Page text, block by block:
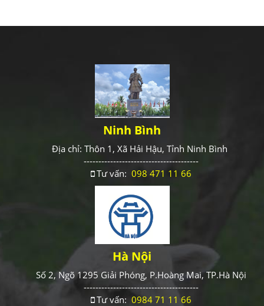
Ninh Bình
Địa chỉ: Thôn 1, Xã Hải Hậu, Tỉnh Ninh Bình
---------------------------------------
Tư vấn: 098 471 11 66
Hà Nội
Số 2, Ngõ 1295 Giải Phóng, P.Hoàng Mai, TP.Hà Nội
---------------------------------------
Tư vấn: 0984 71 11 66